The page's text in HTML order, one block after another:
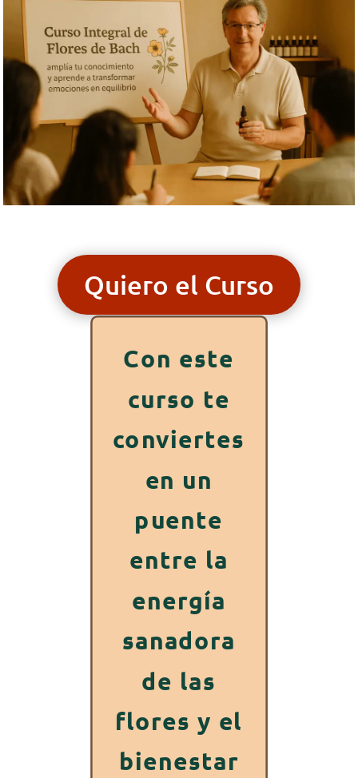
Quiero el Curso
Con este
curso te
conviertes
en un
puente
entre la
energía
sanadora
de las
flores y el
bienestar